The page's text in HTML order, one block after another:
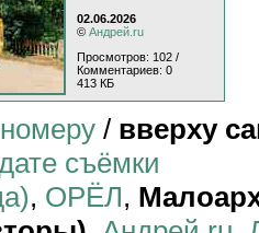
02.06.2026
© Андрей.ru
Просмотров: 102 /
Комментариев: 0
413 КБ
/ вверху
съёмки
, ОРЁЛ,